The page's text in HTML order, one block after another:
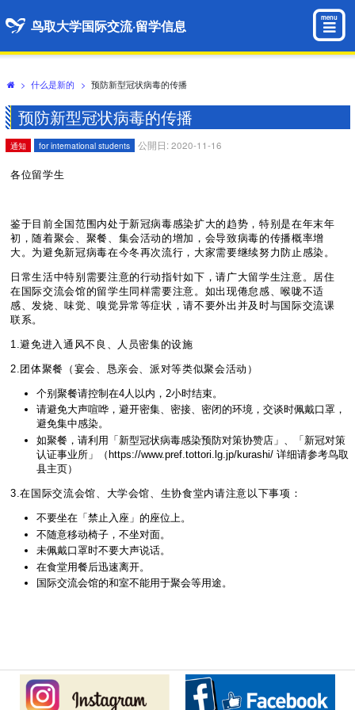
鸟取大学国际交流·留学信息 menu
> 什么是新的 > 预防新型冠状病毒的传播
预防新型冠状病毒的传播
通知 for international students 公開日: 2020-11-16
各位留学生
鉴于目前全国范围内处于新冠病毒感染扩大的趋势，特别是在年末年
初，随着聚会、聚餐、集会活动的增加，会导致病毒的传播概率增
大。为避免新冠病毒在今冬再次流行，大家需要继续努力防止感染。
日常生活中特别需要注意的行动指针如下，请广大留学生注意。居住
在国际交流会馆的留学生同样需要注意。如出现倦怠感、喉咙不适
感、发烧、味觉、嗅觉异常等症状，请不要外出并及时与国际交流课
联系。
1.避免进入通风不良、人员密集的设施
2.团体聚餐（宴会、恳亲会、派对等类似聚会活动）
个别聚餐请控制在4人以内，2小时结束。
请避免大声喧哗，避开密集、密接、密闭的环境，交谈时佩戴口罩，
避免集中感染。
如聚餐，请利用「新型冠状病毒感染预防对策协赞店」、「新冠对策
认证事业所」（https://www.pref.tottori.lg.jp/kurashi/ 详细请参考鸟取
县主页）
3.在国际交流会馆、大学会馆、生协食堂内请注意以下事项：
不要坐在「禁止入座」的座位上。
不随意移动椅子，不坐对面。
未佩戴口罩时不要大声说话。
在食堂用餐后迅速离开。
国际交流会馆的和室不能用于聚会等用途。